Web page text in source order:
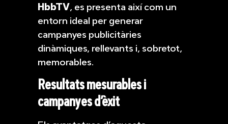
HbbTV, es presenta així com un
entorn ideal per generar
campanyes publicitàries
dinàmiques, rellevants i, sobretot,
memorables.
Resultats mesurables i
campanyes d’èxit